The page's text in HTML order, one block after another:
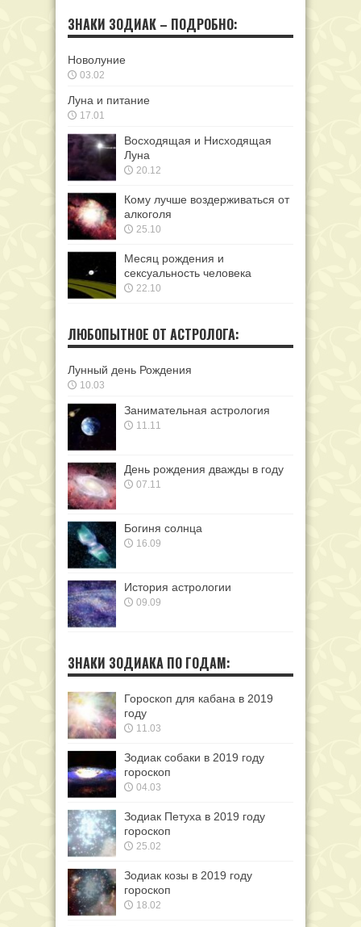
ЗНАКИ ЗОДИАК – ПОДРОБНО:
Новолуние
03.02
Луна и питание
17.01
Восходящая и Нисходящая
Луна
20.12
Кому лучше воздерживаться от
алкоголя
25.10
Месяц рождения и
сексуальность человека
22.10
ЛЮБОПЫТНОЕ ОТ АСТРОЛОГА:
Лунный день Рождения
10.03
Занимательная астрология
11.11
День рождения дважды в году
07.11
Богиня солнца
16.09
История астрологии
09.09
ЗНАКИ ЗОДИАКА ПО ГОДАМ:
Гороскоп для кабана в 2019
году
11.03
Зодиак собаки в 2019 году
гороскоп
04.03
Зодиак Петуха в 2019 году
гороскоп
25.02
Зодиак козы в 2019 году
гороскоп
18.02